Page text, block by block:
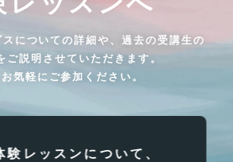
についての詳細や、過去の受講生の
ご説明させていただきます。
気軽にご参加ください。
験レッスンについて、